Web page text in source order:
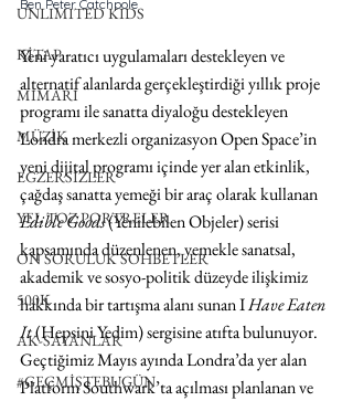
UNLIMITED KIDS
KİTAP
MİMARİ
MÜZİK
EGZERSİZLER
YEL TOZ PORTRELER
ON SORULUK SOHBETLER
500K
AK-SAYANLAR
#GEÇMİŞTEBUGÜN
Ben Peter Catchpole
Yeni yaratıcı uygulamaları destekleyen ve
alternatif alanlarda gerçekleştirdiği yıllık proje
programı ile sanatta diyaloğu destekleyen
Londra merkezli organizasyon Open Space’in
yeni dijital programı içinde yer alan etkinlik,
çağdaş sanatta yemeği bir araç olarak kullanan
Edible Goods (Yenilebilen Objeler) serisi
kapsamında düzenlenen, yemekle sanatsal,
akademik ve sosyo-politik düzeyde ilişkimiz
hakkında bir tartışma alanı sunan I Have Eaten
It (Hepsini Yedim) sergisine atıfta bulunuyor.
Geçtiğimiz Mayıs ayında Londra’da yer alan
Platform Southwark’ta açılması planlanan ve